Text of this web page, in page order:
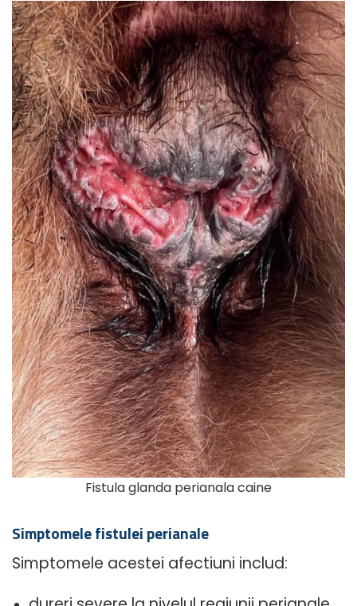
Fistula glanda perianala caine
Simptomele fistulei perianale
Simptomele acestei afectiuni includ: